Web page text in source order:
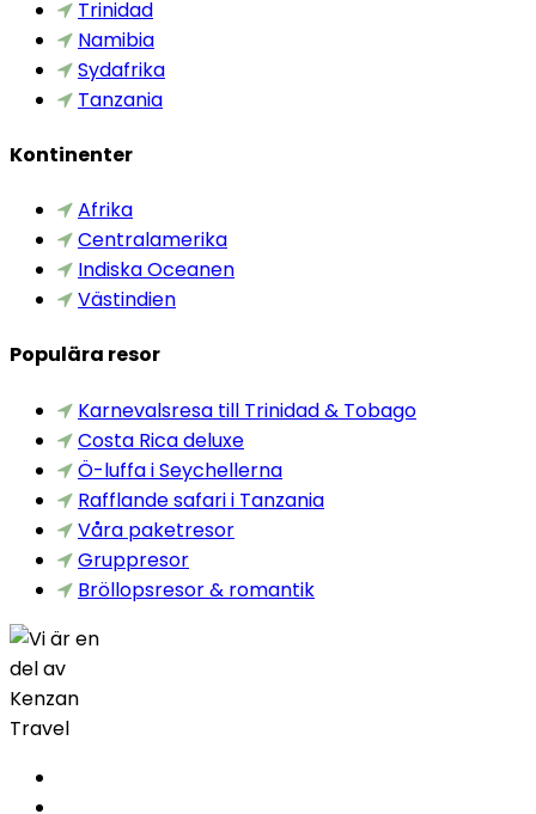
Trinidad
Namibia
Sydafrika
Tanzania
Kontinenter
Afrika
Centralamerika
Indiska Oceanen
Västindien
Populära resor
Karnevalsresa till Trinidad & Tobago
Costa Rica deluxe
Ö-luffa i Seychellerna
Rafflande safari i Tanzania
Våra paketresor
Gruppresor
Bröllopsresor & romantik